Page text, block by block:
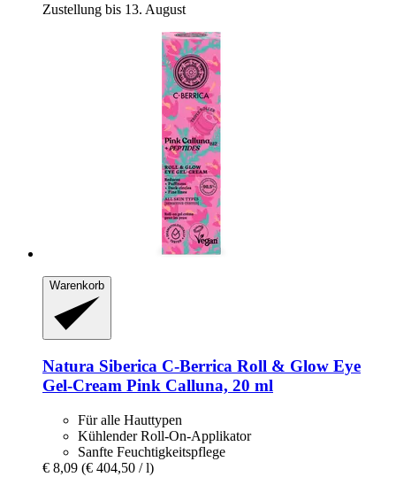
Zustellung bis 13. August
Warenkorb
Natura Siberica C-​Berrica Roll & Glow Eye
Gel-​Cream Pink Calluna, 20 ml
Für alle Hauttypen
Kühlender Roll-On-Applikator
Sanfte Feuchtigkeitspflege
€ 8,09 (€ 404,50 / l)